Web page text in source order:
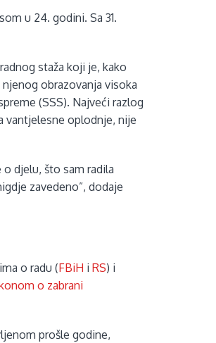
u 24. godini. Sa 31.
staža koji je, kako
obrazovanja visoka
(SSS). Najveći razlog
vantjelesne oplodnje, nije
djelu, što sam radila
zavedeno”, dodaje
o radu (FBiH iRS) i
o zabrani
prošle godine,